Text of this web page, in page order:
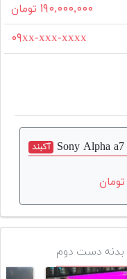
۱۹۰,۰۰۰,۰۰۰ تومان
۰۹xx-xxx-xxxx
آکبند
تومان